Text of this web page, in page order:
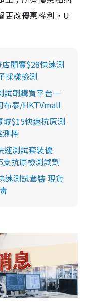
更改優惠權利，U
開賣$28快速測
採樣檢測
試劑購買平台一
布泰/HKTVmall
城$15快速抗原測
測棒
速測試套裝優
抗原檢測試劑
速測試套裝 現貨